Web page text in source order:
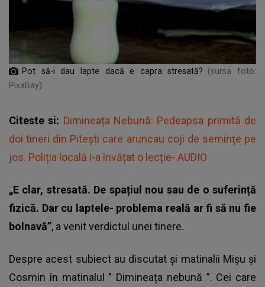
Pot să-i dau lapte dacă e capra stresată?
(sursa foto:
PixaBay)
Citeste si: Dimineața Nebună: Pedeapsa primită de
doi tineri din Piteşti care aruncau coji de seminţe pe
jos. Poliția locală i-a învățat o lecție- AUDIO
„E clar, stresată. De spațiul nou sau de o suferință
fizică. Dar cu laptele- problema reală ar fi să nu fie
bolnavă”, a venit verdictul unei tinere.
Despre acest subiect au discutat și matinalii Mișu și
Cosmin în matinalul ” Dimineața nebună ”. Cei care